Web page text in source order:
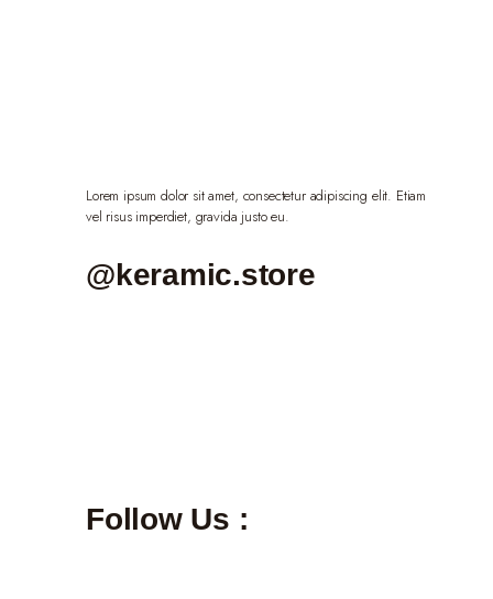
Lorem ipsum dolor sit amet, consectetur adipiscing elit. Etiam
vel risus imperdiet, gravida justo eu.
@keramic.store
Follow Us :